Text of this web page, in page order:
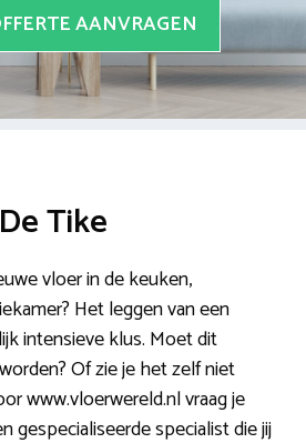
AANVRAGEN
Tike
vloer in de keuken,
Het leggen van een
intensieve klus. Moet dit
Of zie je het zelf niet
www.vloerwereld.nl vraag je
gespecialiseerde specialist die jij